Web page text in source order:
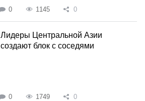
0 1145 0
Лидеры Центральной Азии
создают блок с соседями
0 1749 0